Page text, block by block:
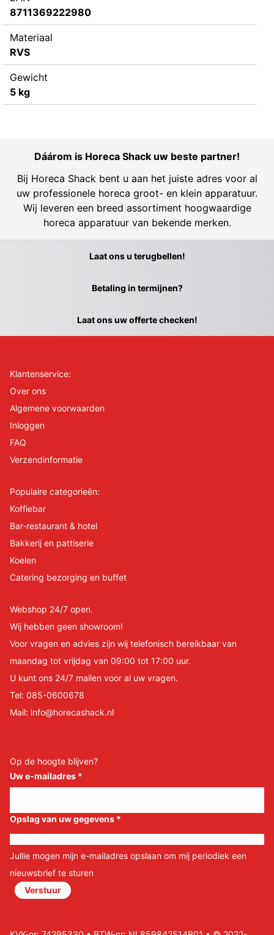
8711369222980
Materiaal
RVS
Gewicht
5 kg
Dáárom is Horeca Shack uw beste partner!
Bij Horeca Shack bent u aan het juiste adres voor al
uw professionele horeca groot- en klein apparatuur.
Wij leveren een breed assortiment hoogwaardige
horeca apparatuur van bekende merken.
Laat ons u terugbellen!
Betaling in termijnen?
Laat ons uw offerte checken!
Klantenservice:
Over ons
Algemene voorwaarden
Inloggen
FAQ
Verzendinformatie
Populaire categorieën:
Koffiebar
Bar-restaurant & hotel
Bakkerij en pattiserie
Koelen
Catering bezorging en buffet
Webshop 24/7 open.
Wij hebben geen showroom!
Voor vragen en advies zijn wij telefonisch bereikbaar van
maandag tot vrijdag van 09:00 tot 17:00 uur.
U kunt ons 24/7 mailen voor al uw vragen.
Tel: 085-0600678
Mail: info@horecashack.nl
Op de hoogte blijven?
Uw e-mailadres *
Opslag van uw gegevens *
Jullie mogen mijn e-mailadres opslaan om mij periodiek een
nieuwsbrief te sturen
Verstuur